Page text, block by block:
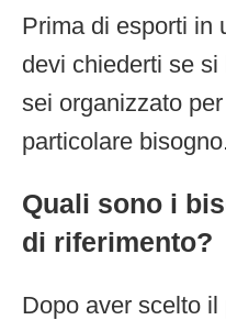
Prima di esporti in
devi chiederti se
sei organizzato
particolare bisogno.
Quali sono i
di riferimento?
Dopo aver scelto